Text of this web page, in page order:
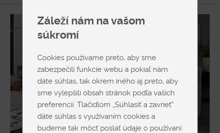
Záleží nám na vašom
súkromí
Cookies používame preto, aby sme
zabezpečili funkcie webu a pokiaľ nám
dáte súhlas, tak okrem iného aj preto, aby
sme vylepšili obsah stránok podľa vašich
preferencií. Tlačidlom „Súhlasiť a zavrieť“
dáte súhlas s využívaním cookies a
budeme tak môcť poslať údaje o používaní